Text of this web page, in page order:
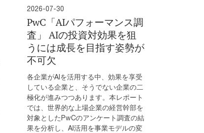
2026-07-30
PwC「AIパフォーマンス調
査」 AIの投資対効果を狙
うには成長を目指す姿勢が
不可欠
各企業がAIを活用する中、効果を享受
している企業と、そうでない企業の二
極化が進みつつあります。本レポート
では、世界的な上場企業の経営幹部を
対象としたPwCのアンケート調査の結
果を分析し、AI活用を事業モデルの変